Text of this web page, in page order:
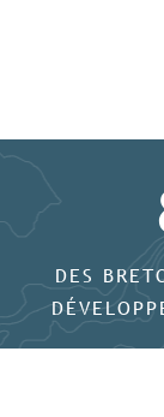
DES